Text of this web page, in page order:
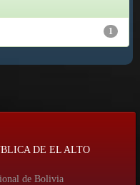
1
DE EL ALTO
de Bolivia